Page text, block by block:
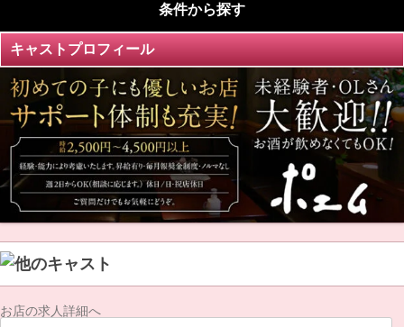
条件から探す
キャストプロフィール
お店の求人詳細へ